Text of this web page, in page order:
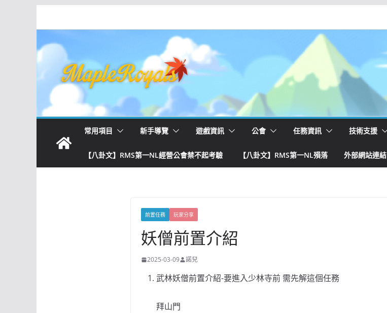
常用項目 新手導覽 遊戲資訊 公會 任務資訊 技術支援
【八卦文】RMS第一NL經營公會禁不起考驗 【八卦文】RMS第一NL殞落 外部網站連結
前置任務 玩家分享
妖僧前置介紹
2025-03-09 諾兒
武林妖僧前置介紹-要進入少林寺前 需先解這個任務
拜山門